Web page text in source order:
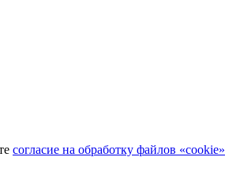
согласие на обработку файлов «cookie»